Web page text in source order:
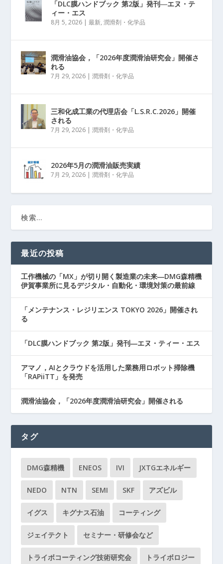
「DLC膜ハンドブック 第2版」発刊―エヌ・テ
ィー・エス
8月 5, 2026 |最新,潤滑剤・化学品
潤滑油協会，「2026年度潤滑油研究会」開催さ
れる
7月 29, 2026 |潤滑剤・化学品
三和化成工業の代理店会「L.S.R.C.2026」開催
される
7月 29, 2026 |潤滑剤・化学品
2026年5月の潤滑油販売実績
7月 29, 2026 |潤滑剤・化学品
最近の投稿
工作機械の「MX」が切り開く製造業の未来―DMG森精機
伊賀事業所に見るデジタル・自動化・環境対策の最前線
「メンテナンス・レジリエンス TOKYO 2026」開催され
る
「DLC膜ハンドブック 第2版」発刊―エヌ・ティー・エス
アマノ，AIとクラウドを活用した業務用ロボット掃除機
「RAPiiTT」を発売
潤滑油協会，「2026年度潤滑油研究会」開催される
タグ
DMG森精機 ENEOS IVI JXTGエネルギー
NEDO NTN SEMI SKF アズビル
イグス キグナス石油 コーティング
ジェイテクト セミナー・研修会など
トライボコーティング技術研究会 トライボロジー